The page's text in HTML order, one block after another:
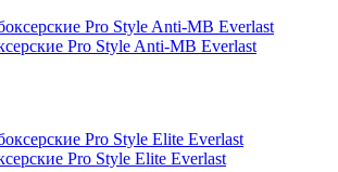
Pro Style Anti-MB Everlast
Pro Style Elite Everlast